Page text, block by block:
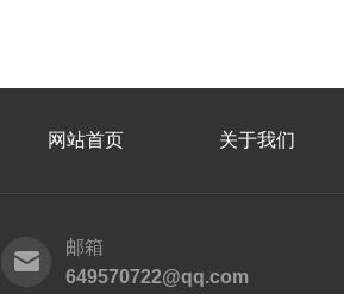
网站首页 关于我们
邮箱
649570722@qq.com